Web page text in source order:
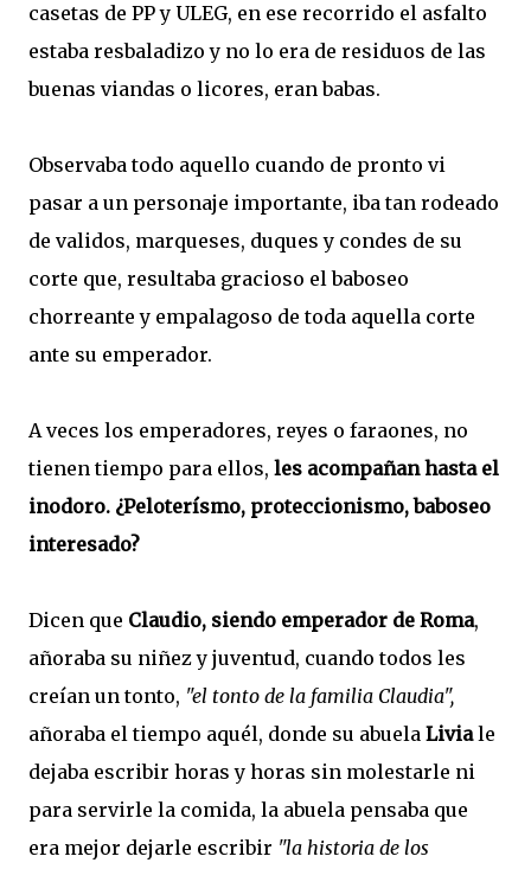
casetas de PP y ULEG, en ese recorrido el asfalto
estaba resbaladizo y no lo era de residuos de las
buenas viandas o licores, eran babas.
Observaba todo aquello cuando de pronto vi
pasar a un personaje importante, iba tan rodeado
de validos, marqueses, duques y condes de su
corte que, resultaba gracioso el baboseo
chorreante y empalagoso de toda aquella corte
ante su emperador.
A veces los emperadores, reyes o faraones, no
tienen tiempo para ellos, les acompañan hasta el
inodoro. ¿Peloterísmo, proteccionismo, baboseo
interesado?
Dicen que Claudio, siendo emperador de Roma,
añoraba su niñez y juventud, cuando todos les
creían un tonto, "el tonto de la familia Claudia",
añoraba el tiempo aquél, donde su abuela Liviale
dejaba escribir horas y horas sin molestarle ni
para servirle la comida, la abuela pensaba que
era mejor dejarle escribir "la historia de los